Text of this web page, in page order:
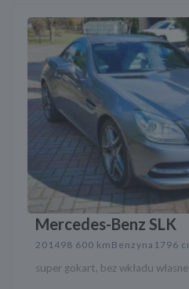
Mercedes-Benz SLK
201498 600 km Benzyna 1796
super gokart, bez wkładu